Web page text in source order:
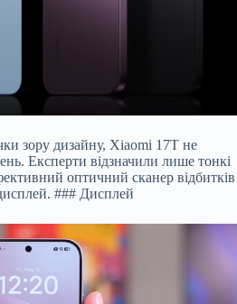
зору дизайну, Xiaomi 17T не
Експерти відзначили лише тонкі
оптичний сканер відбитків
### Дисплей